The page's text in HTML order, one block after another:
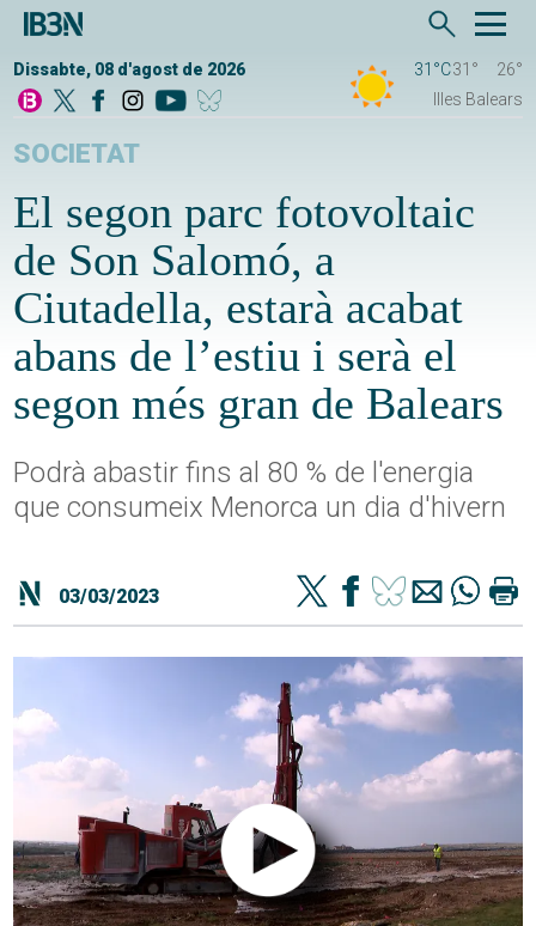
Dissabte, 08 d'agost de 2026 31°C31°
26°
Illes Balears
SOCIETAT
El segon parc fotovoltaic
de Son Salomó, a
Ciutadella, estarà acabat
abans de l’estiu i serà el
segon més gran de Balears
Podrà abastir fins al 80 % de l'energia
que consumeix Menorca un dia d'hivern
03/03/2023